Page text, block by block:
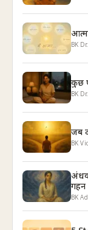
BK
कुछ
BK
जब
BK
BK